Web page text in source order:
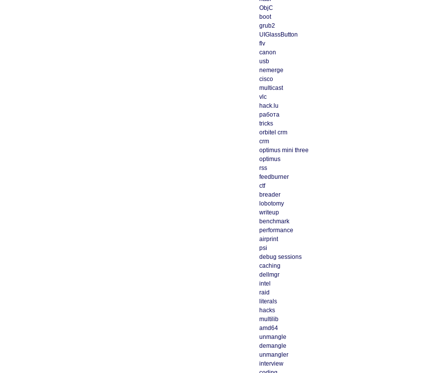
ObjC
boot
grub2
UIGlassButton
flv
canon
usb
nemerge
cisco
multicast
vlc
hack.lu
работа
tricks
orbitel crm
crm
optimus mini three
optimus
rss
feedburner
ctf
breader
lobotomy
writeup
benchmark
performance
airprint
psi
debug sessions
caching
dellmgr
intel
raid
literals
hacks
multilib
amd64
unmangle
demangle
unmangler
interview